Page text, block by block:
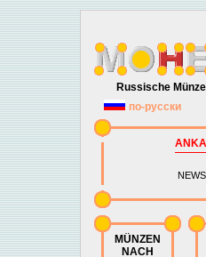
Russische
по-русски
MÜNZEN
NACH